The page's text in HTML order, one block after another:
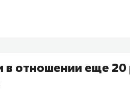
в отношении еще